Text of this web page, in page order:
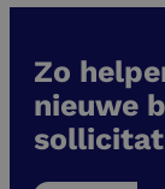
Zo
nieuwe